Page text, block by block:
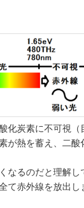
化炭素に不可視
が熱を蓄え、二
なるのだと理解し
て赤外線を放出し